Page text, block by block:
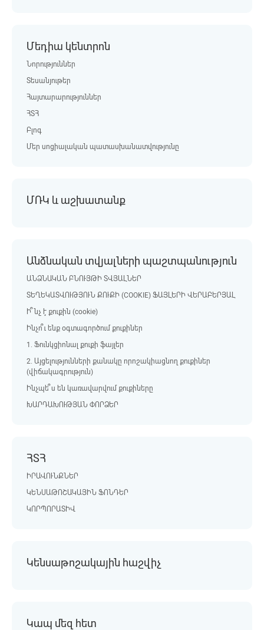
Մեդիա կենտրոն
Նորություններ
Տեսանյութեր
Հայտարարություններ
ՀՏՀ
Բլոգ
Մեր սոցիալական պատասխանատվությունը
ՄՌԿ և աշխատանք
Անձնական տվյալների պաշտպանություն
ԱՆՁՆԱԿԱՆ ԲՆՈՒՅԹԻ ՏՎՅԱԼՆԵՐ
ՏԵՂԵԿԱՏՎՈՒԹՅՈՒՆ ՔՈՒՔԻ (COOKIE) ՖԱՅԼԵՐԻ ՎԵՐԱԲԵՐՅԱԼ
Ի՞նչ է քուքին (cookie)
Ինչո՞ւ ենք օգտագործում քուքիներ
1. Ֆունկցիոնալ քուքի ֆայլեր
2. Այցելությունների քանակը որոշակիացնող քուքիներ
(վիճակագրություն)
Ինչպե՞ս են կառավարվում քուքիները
ԽԱՐԴԱԽՈՒԹՅԱՆ ՓՈՐՁԵՐ
ՀՏՀ
ԻՐԱՎՈՒՆՔՆԵՐ
ԿԵՆՍԱԹՈՇԱԿԱՅԻՆ ՖՈՆԴԵՐ
ԿՈՐՊՈՐԱՏԻՎ
Կենսաթոշակային հաշվիչ
Կապ մեզ հետ